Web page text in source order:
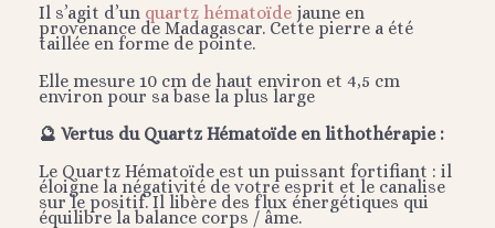
Il s’agit d’un quartz hématoïde jaune en
provenance de Madagascar. Cette pierre a été
taillée en forme de pointe.
Elle mesure 10 cm de haut environ et 4,5 cm
environ pour sa base la plus large
🔮 Vertus du Quartz Hématoïde en lithothérapie :
Le Quartz Hématoïde est un puissant fortifiant : il
éloigne la négativité de votre esprit et le canalise
sur le positif. Il libère des flux énergétiques qui
équilibre la balance corps / âme.